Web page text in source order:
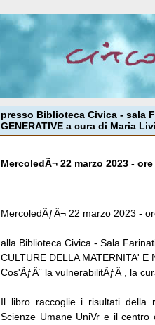
presso Biblioteca Civica - sala
GENERATIVE a cura di Maria
MercoledÃ¬ 22 marzo 2023 - ore
MercoledÃƒÂ¬ 22 marzo 2023 -
alla Biblioteca Civica - Sala
CULTURE DELLA MATERNITA' E
Cos'ÃƒÂ¨ la vulnerabilitÃƒÂ , la
Il libro raccoglie i risultati della
Scienze Umane UniVr e il